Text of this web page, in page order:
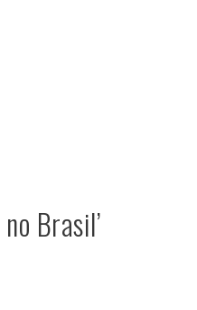
Brasil’